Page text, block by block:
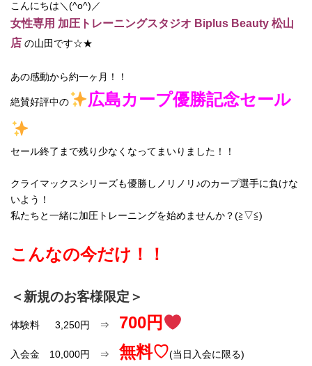
こんにちは＼(^o^)／
女性専用 加圧トレーニングスタジオ Biplus Beauty 松山
店 の山田です☆★
あの感動から約一ヶ月！！
絶賛好評中の 広島カープ優勝記念セール
セール終了まで残り少なくなってまいりました！！
クライマックスシリーズも優勝しノリノリ♪のカープ選手に負けな
いよう！
私たちと一緒に加圧トレーニングを始めませんか？(≧▽≦)
こんなの今だけ！！
＜新規のお客様限定＞
体験料 3,250円 ⇒ 700円
入会金 10,000円 ⇒ 無料♡(当日入会に限る)